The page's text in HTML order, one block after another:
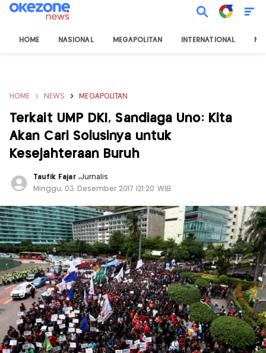
HOME NASIONAL MEGAPOLITAN INTERNATIONAL
HOME NEWS MEGAPOLITAN
Terkait UMP DKI, Sandiaga Uno: Kita
Akan Cari Solusinya untuk
Kesejahteraan Buruh
Taufik Fajar ,Jurnalis
Minggu, 03 Desember 2017 |21:20 WIB